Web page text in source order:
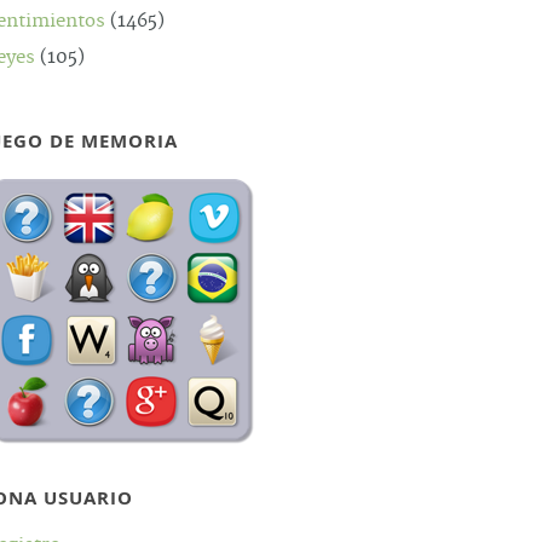
(1465)
(105)
DE MEMORIA
USUARIO